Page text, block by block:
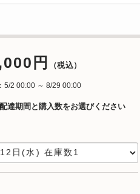
円 （税込）
5/2 00:00 ～ 8/29 00:00
達期間と購入数をお選びください